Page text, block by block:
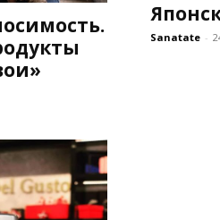
Sanatate -